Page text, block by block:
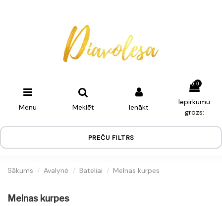
Menu Meklēt Ienākt
0
Iepirkumu
grozs:
PREČU FILTRS
Sākums Avalynė Bateliai Melnas kurpes
Melnas kurpes